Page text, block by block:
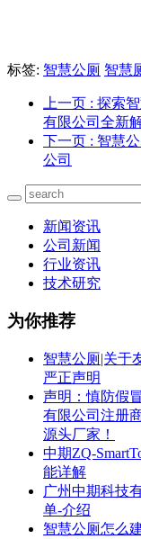
标签: 智慧公厕 智慧
上一页 : 探索
有限公司全新
下一页 : 智慧
公司
新闻资讯
公司新闻
行业资讯
技术研究
为你推荐
智慧公厕|关于
严正声明
声明：慎防假
有限公司注册
源头厂家！
中期ZQ-
能详解
广州中期科技
单-介绍
智慧公厕怎么